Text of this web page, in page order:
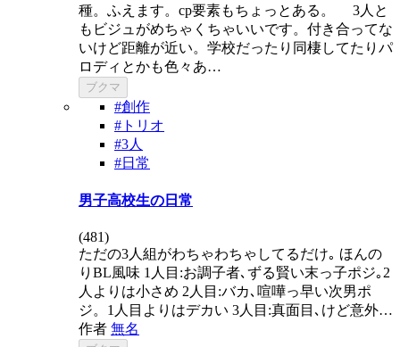
種。ふえます。cp要素もちょっとある。 3人と
もビジュがめちゃくちゃいいです。付き合ってな
いけど距離が近い。学校だったり同棲してたりパ
ロディとかも色々あ…
ブクマ
#創作
#トリオ
#3人
#日常
男子高校生の日常
(481)
ただの3人組がわちゃわちゃしてるだけ｡ ほんの
りBL風味 1人目:お調子者､ずる賢い末っ子ポジ｡2
人よりは小さめ 2人目:バカ､喧嘩っ早い次男ポ
ジ。1人目よりはデカい 3人目:真面目､けど意外…
作者 無名